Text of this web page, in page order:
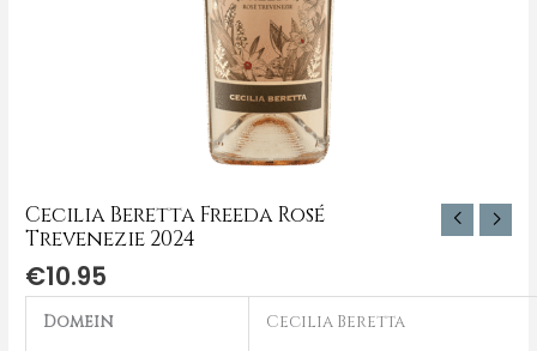
Cecilia Beretta Freeda Rosé
Trevenezie 2024
€10.95
Domein Cecilia Beretta